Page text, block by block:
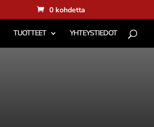
0 kohdetta
TUOTTEET YHTEYSTIEDOT